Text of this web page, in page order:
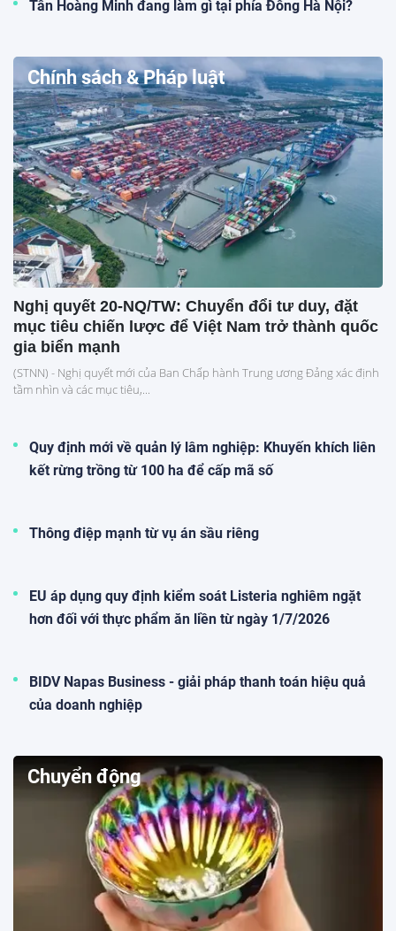
Tân Hoàng Minh đang làm gì tại phía Đông Hà Nội?
Chính sách & Pháp luật
Nghị quyết 20-NQ/TW: Chuyển đổi tư duy, đặt
mục tiêu chiến lược để Việt Nam trở thành quốc
gia biển mạnh
(STNN) - Nghị quyết mới của Ban Chấp hành Trung ương Đảng xác định
tầm nhìn và các mục tiêu,...
Quy định mới về quản lý lâm nghiệp: Khuyến khích liên
kết rừng trồng từ 100 ha để cấp mã số
Thông điệp mạnh từ vụ án sầu riêng
EU áp dụng quy định kiểm soát Listeria nghiêm ngặt
hơn đối với thực phẩm ăn liền từ ngày 1/7/2026
BIDV Napas Business - giải pháp thanh toán hiệu quả
của doanh nghiệp
Chuyển động